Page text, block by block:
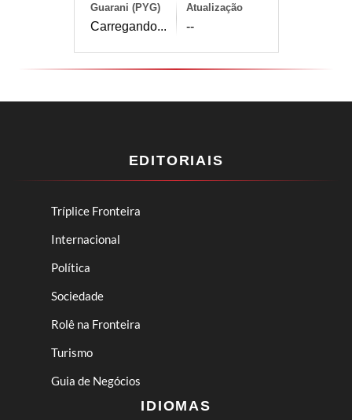
Guarani (PYG)
Carregando...
Atualização
--
EDITORIAIS
Tríplice Fronteira
Internacional
Política
Sociedade
Rolê na Fronteira
Turismo
Guia de Negócios
IDIOMAS